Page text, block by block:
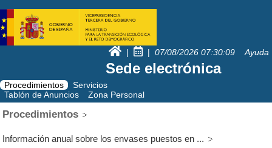
| | 07/08/2026 07:30:09 Ayuda
Sede electrónica
Procedimientos
Servicios
Tablón de Anuncios
Zona Personal
Procedimientos
Información anual sobre los envases puestos en ...